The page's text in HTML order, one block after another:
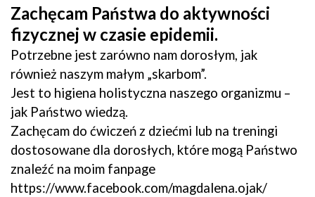
Zachęcam Państwa do aktywności
fizycznej w czasie epidemii.
Potrzebne jest zarówno nam dorosłym, jak
również naszym małym „skarbom”.
Jest to higiena holistyczna naszego organizmu –
jak Państwo wiedzą.
Zachęcam do ćwiczeń z dziećmi lub na treningi
dostosowane dla dorosłych, które mogą Państwo
znaleźć na moim fanpage
https://www.facebook.com/magdalena.ojak/